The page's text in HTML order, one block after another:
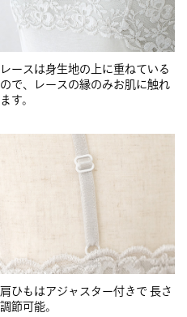
レースは身生地の上に重ねている
ので、レースの縁のみお肌に触れ
ます。
肩ひもはアジャスター付きで 長さ
調節可能。